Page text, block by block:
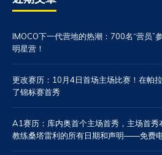
IMOCO下一代营地的热潮：700名“营员”
明星营！
更改赛历：10月4日首场主场比赛！在帕
了锦标赛首秀
A1赛历：库内奥首个主场首秀，主场首
教练桑塔雷利的所有日期和声明——免费